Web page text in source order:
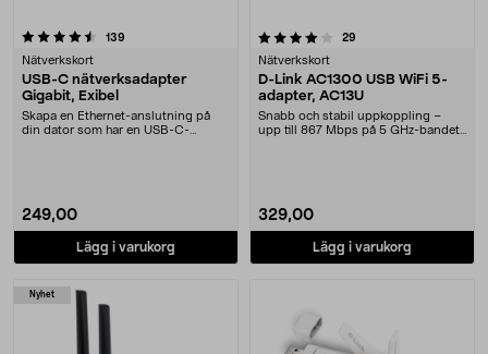
139
Nätverkskort
USB-C nätverksadapter
Gigabit, Exibel
Skapa en Ethernet-anslutning på
din dator som har en USB-C-
249,00
Lägg i varukorg
4.0 av 5 stjärnor 29
Nätverkskort
D-Link AC1300 USB WiFi 5-
adapter, AC13U
Snabb och stabil uppkoppling –
upp till 867 Mbps på 5 GHz-bandet.
329,00
Lägg i varukorg
Nyhet